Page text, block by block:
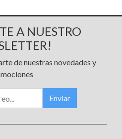
A NUESTRO
de nuestras novedades y
Enviar